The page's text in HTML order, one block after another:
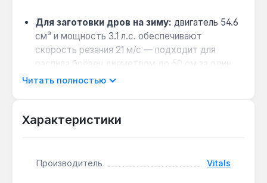
Для заготовки дров на зиму: двигатель 54.6
см³ и мощность 3.1 л.с. обеспечивают
скорость резания 21 м/с — подходит для
распила брёвен диаметром до 50 см за один
проход.
крышки стартера и муфты сцепления снижает
Совместимость с оснасткой Oregon:шина
Читать полностью
Характеристики
Производитель Vitals